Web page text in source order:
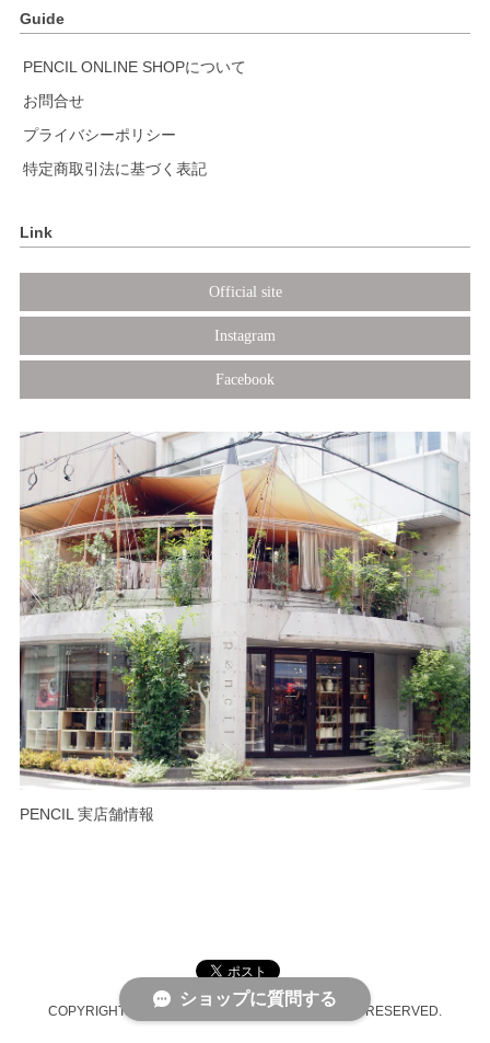
Guide
PENCIL ONLINE SHOPについて
お問合せ
プライバシーポリシー
特定商取引法に基づく表記
Link
Official site
Instagram
Facebook
PENCIL 実店舗情報
COPYRIGHT © PENCIL ONLINE SHOP ALL RIGHTS RESERVED.
ショップに質問する